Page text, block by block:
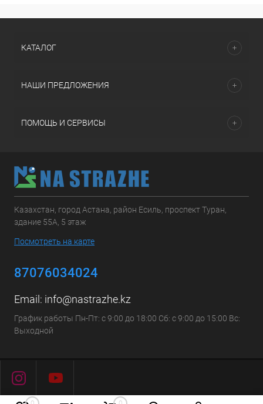
КАТАЛОГ
НАШИ ПРЕДЛОЖЕНИЯ
ПОМОЩЬ И СЕРВИСЫ
Казахстан, город Астана, район Есиль, проспект Туран,
здание 55А, 5 этаж
Посмотреть на карте
87076034024
Email: info@nastrazhe.kz
График работы Пн-Пт: с 9:00 до 18:00 Сб: с 9:00 до 15:00 Вс:
Выходной